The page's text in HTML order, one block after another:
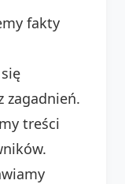
fakty
zagadnień.
treści